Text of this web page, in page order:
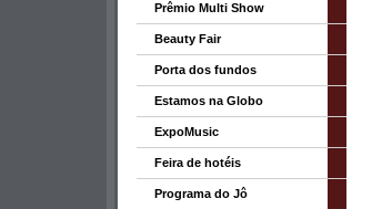
Prêmio Multi Show
Beauty Fair
Porta dos fundos
Estamos na Globo
ExpoMusic
Feira de hotéis
Programa do Jô